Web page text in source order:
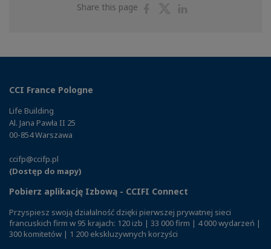
Share this page
ShareShare
CCI France Pologne
Life Building
Al. Jana Pawła II 25
00-854 Warszawa
ccifp@ccifp.pl
(Dostęp do mapy)
Pobierz aplikację Izbową - CCIFI Connect
Przyspiesz swoją działalność dzięki pierwszej prywatnej sieci
francuskich firm w 95 krajach: 120 izb | 33 000 firm | 4 000 wydarzeń |
300 komitetów | 1 200 ekskluzywnych korzyści